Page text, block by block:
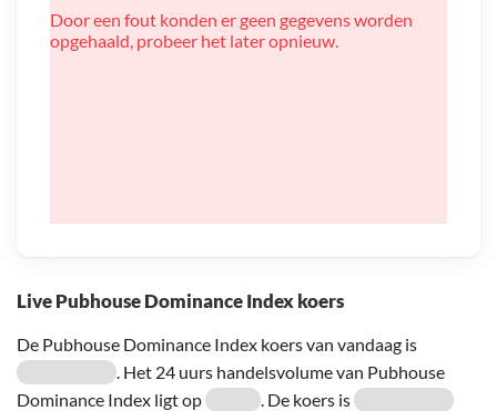
Live Pubhouse Dominance Index koers
De Pubhouse Dominance Index koers van vandaag is
. Het 24 uurs handelsvolume van Pubhouse
Dominance Index ligt op
. De koers is
Door een fout konden er geen gegevens worden
opgehaald, probeer het later opnieuw.